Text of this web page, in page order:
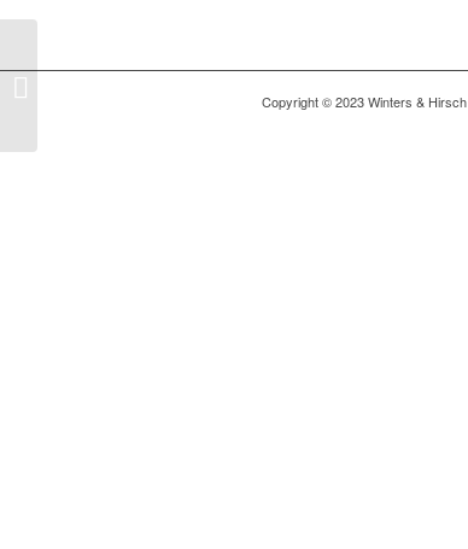
Copyright © 2023 Winters & Hirsch
Netto Marken-Discount